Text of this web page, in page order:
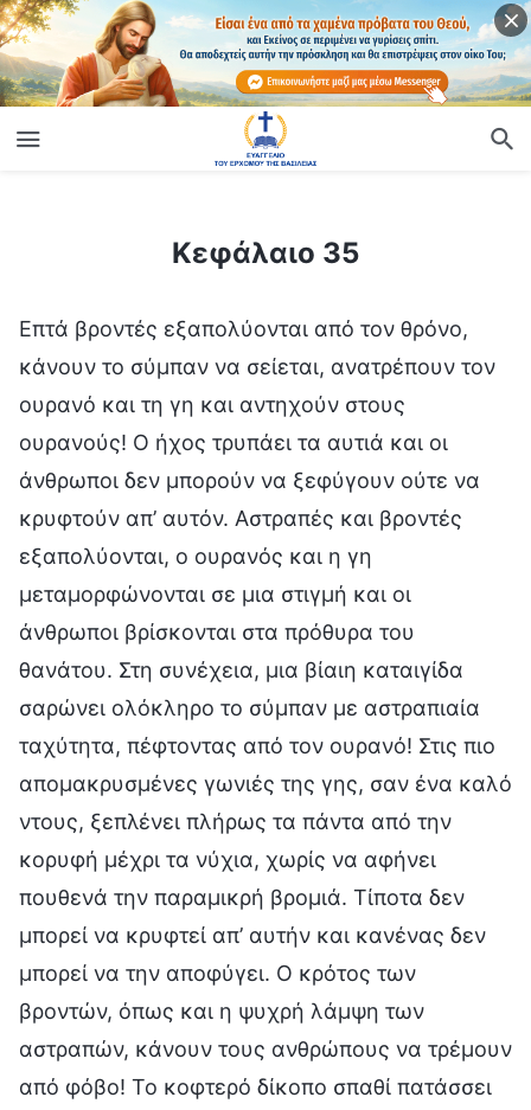
Κεφάλαιο 35
Επτά βροντές εξαπολύονται από τον θρόνο,
κάνουν το σύμπαν να σείεται, ανατρέπουν τον
ουρανό και τη γη και αντηχούν στους
ουρανούς! Ο ήχος τρυπάει τα αυτιά και οι
άνθρωποι δεν μπορούν να ξεφύγουν ούτε να
κρυφτούν απ’ αυτόν. Αστραπές και βροντές
εξαπολύονται, ο ουρανός και η γη
μεταμορφώνονται σε μια στιγμή και οι
άνθρωποι βρίσκονται στα πρόθυρα του
θανάτου. Στη συνέχεια, μια βίαιη καταιγίδα
σαρώνει ολόκληρο το σύμπαν με αστραπιαία
ταχύτητα, πέφτοντας από τον ουρανό! Στις πιο
απομακρυσμένες γωνιές της γης, σαν ένα καλό
ντους, ξεπλένει πλήρως τα πάντα από την
κορυφή μέχρι τα νύχια, χωρίς να αφήνει
πουθενά την παραμικρή βρομιά. Τίποτα δεν
μπορεί να κρυφτεί απ’ αυτήν και κανένας δεν
μπορεί να την αποφύγει. Ο κρότος των
βροντών, όπως και η ψυχρή λάμψη των
αστραπών, κάνουν τους ανθρώπους να τρέμουν
από φόβο! Το κοφτερό δίκοπο σπαθί πατάσσει